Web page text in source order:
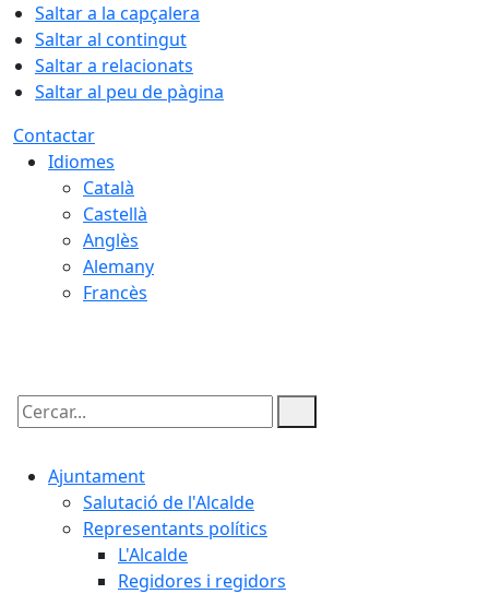
Saltar a la capçalera
Saltar al contingut
Saltar a relacionats
Saltar al peu de pàgina
Contactar
Idiomes
Català
Castellà
Anglès
Alemany
Francès
Cercar:
Ajuntament
Salutació de l'Alcalde
Representants polítics
L'Alcalde
Regidores i regidors